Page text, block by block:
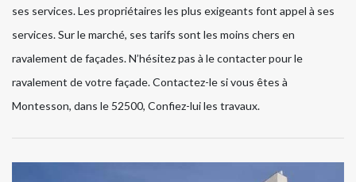
ses services. Les propriétaires les plus exigeants font appel à ses
services. Sur le marché, ses tarifs sont les moins chers en
ravalement de façades. N’hésitez pas à le contacter pour le
ravalement de votre façade. Contactez-le si vous êtes à
Montesson, dans le 52500, Confiez-lui les travaux.